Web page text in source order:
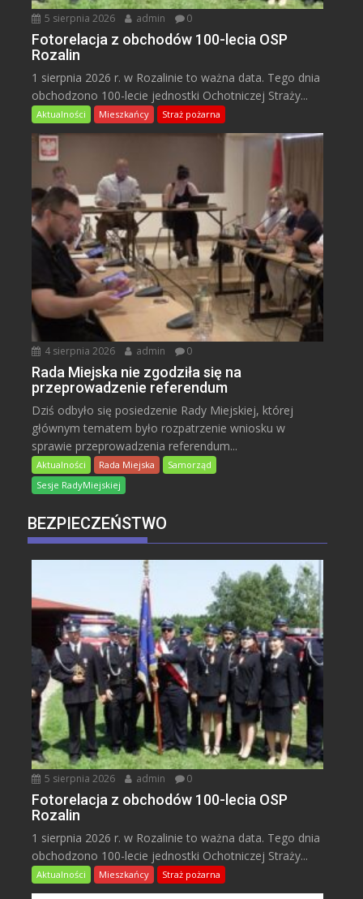
5 sierpnia 2026 admin 0
Fotorelacja z obchodów 100-lecia OSP
Rozalin
1 sierpnia 2026 r. w Rozalinie to ważna data. Tego dnia
obchodzono 100-lecie jednostki Ochotniczej Straży...
Aktualności Mieszkańcy Straż pożarna
4 sierpnia 2026 admin 0
Rada Miejska nie zgodziła się na
przeprowadzenie referendum
Dziś odbyło się posiedzenie Rady Miejskiej, której
głównym tematem było rozpatrzenie wniosku w
sprawie przeprowadzenia referendum...
Aktualności Rada Miejska
Samorząd
Sesje RadyMiejskiej
BEZPIECZEŃSTWO
5 sierpnia 2026 admin 0
Fotorelacja z obchodów 100-lecia OSP
Rozalin
1 sierpnia 2026 r. w Rozalinie to ważna data. Tego dnia
obchodzono 100-lecie jednostki Ochotniczej Straży...
Aktualności Mieszkańcy Straż pożarna